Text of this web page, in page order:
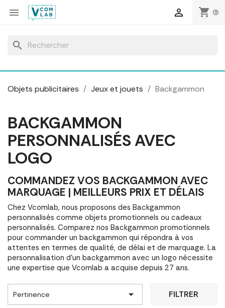
 shopping_cart (0)

search
Objets publicitaires Jeux et jouets Backgammon
BACKGAMMON
PERSONNALISÉS AVEC
LOGO
COMMANDEZ VOS BACKGAMMON AVEC
MARQUAGE | MEILLEURS PRIX ET DÉLAIS
Chez Vcomlab, nous proposons des Backgammon
personnalisés comme objets promotionnels ou cadeaux
personnalisés. Comparez nos Backgammon promotionnels
pour commander un backgammon qui répondra à vos
attentes en termes de qualité, de délai et de marquage. La
personnalisation d'un backgammon avec un logo nécessite
une expertise que Vcomlab a acquise depuis 27 ans.
Pertinence  FILTRER
Panneau de gestion des cookies